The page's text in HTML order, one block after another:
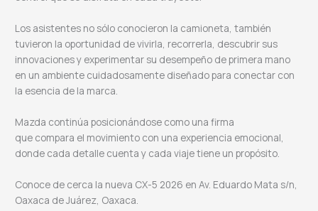
Los asistentes no sólo conocieron la camioneta, también
tuvieron la oportunidad de vivirla, recorrerla, descubrir sus
innovaciones y experimentar su desempeño de primera mano
en un ambiente cuidadosamente diseñado para conectar con
la esencia de la marca.
Mazda continúa posicionándose como una firma
que compara el movimiento con una experiencia emocional,
donde cada detalle cuenta y cada viaje tiene un propósito.
Conoce de cerca la nueva CX-5 2026 en Av. Eduardo Mata s/n,
Oaxaca de Juárez, Oaxaca.